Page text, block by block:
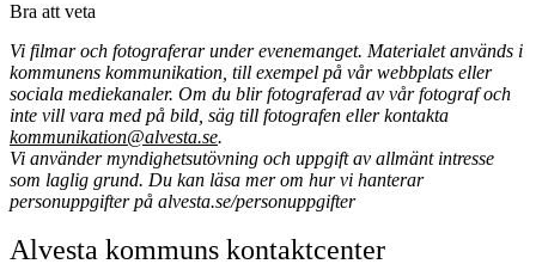
Bra att veta
Vi filmar och fotograferar under evenemanget. Materialet används i
kommunens kommunikation, till exempel på vår webbplats eller
sociala mediekanaler. Om du blir fotograferad av vår fotograf och
inte vill vara med på bild, säg till fotografen eller kontakta
kommunikation@alvesta.se.
Vi använder myndighetsutövning och uppgift av allmänt intresse
som laglig grund. Du kan läsa mer om hur vi hanterar
personuppgifter på alvesta.se/personuppgifter
Alvesta kommuns kontaktcenter